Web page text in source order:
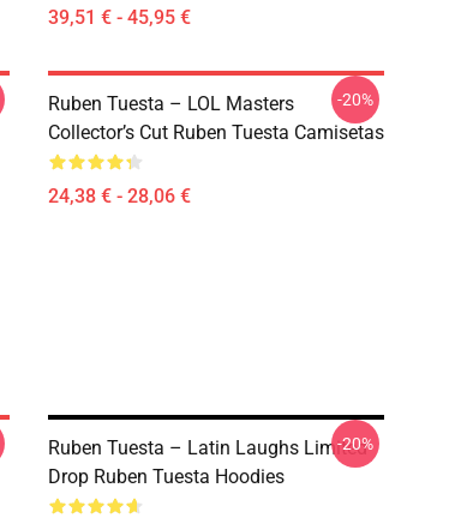
39,51 € - 45,95 €
Ruben Tuesta – LOL Masters
Collector’s Cut Ruben Tuesta Camisetas
24,38 € - 28,06 €
-20%
Ruben Tuesta – Latin Laughs Limited
Drop Ruben Tuesta Hoodies
-20%